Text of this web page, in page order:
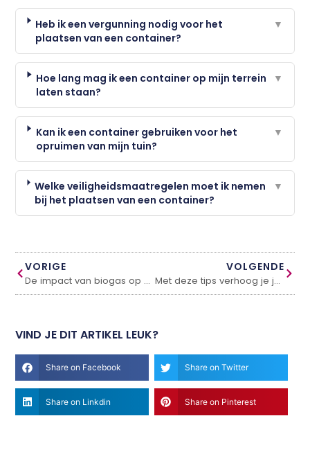
Heb ik een vergunning nodig voor het
plaatsen van een container?
▼
Hoe lang mag ik een container op mijn terrein
laten staan?
▼
Kan ik een container gebruiken voor het
opruimen van mijn tuin?
▼
Welke veiligheidsmaatregelen moet ik nemen
bij het plaatsen van een container?
▼
VORIGE
De impact van biogas op de Nederlandse landbouw- en voedselsector
VOLGENDE
Met deze tips verhoog je jouw woningwaarde
VIND JE DIT ARTIKEL LEUK?
Share on Facebook Share on Twitter
Share on Linkdin Share on Pinterest